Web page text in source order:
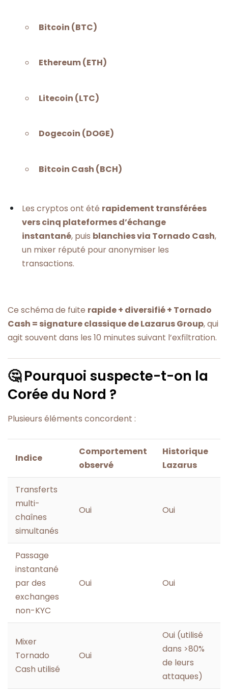
Bitcoin (BTC)
Ethereum (ETH)
Litecoin (LTC)
Dogecoin (DOGE)
Bitcoin Cash (BCH)
Les cryptos ont été rapidement transférées
vers cinq plateformes d’échange
instantané, puis blanchies via Tornado Cash,
un mixer réputé pour anonymiser les
transactions.
Ce schéma de fuite rapide + diversifié + Tornado
Cash = signature classique de Lazarus Group, qui
agit souvent dans les 10 minutes suivant l’exfiltration.
🤔 Pourquoi suspecte-t-on la
Corée du Nord ?
Plusieurs éléments concordent :
Indice
Comportement
observé
Historique
Lazarus
Transferts
multi-
chaînes
simultanés
Oui Oui
Passage
instantané
par des
exchanges
non-KYC
Oui Oui
Mixer
Tornado
Cash utilisé
Oui
Oui (utilisé
dans >80%
de leurs
attaques)